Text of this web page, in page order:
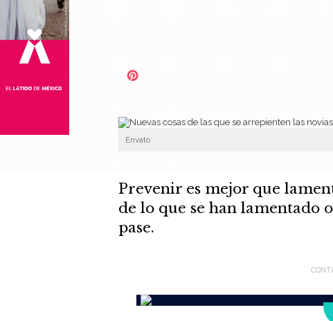
Envato
Prevenir es mejor que
de lo que se han lamentado
pase.